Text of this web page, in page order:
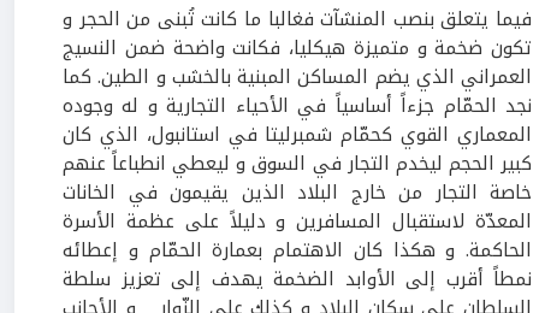
فيما يتعلق بنصب المنشآت فغالبا ما كانت تُبنى من الحجر و
تكون ضخمة و متميزة هيكليا، فكانت واضحة ضمن النسيج
العمراني الذي يضم المساكن المبنية بالخشب و الطين. كما
نجد الحمّام جزءاً أساسياً في الأحياء التجارية و له وجوده
المعماري القوي كحمّام شمبرليتا في استانبول، الذي كان
كبير الحجم ليخدم التجار في السوق و ليعطي انطباعاً عنهم
خاصة التجار من خارج البلاد الذين يقيمون في الخانات
المعدّة لاستقبال المسافرين و دليلاً على عظمة الأسرة
الحاكمة. و هكذا كان الاهتمام بعمارة الحمّام و إعطائه
نمطاً أقرب إلى الأوابد الضخمة يهدف إلى تعزيز سلطة